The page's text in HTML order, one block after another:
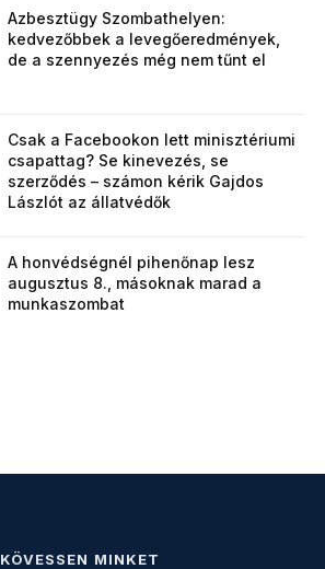
Azbesztügy Szombathelyen:
kedvezőbbek a levegőeredmények,
de a szennyezés még nem tűnt el
Csak a Facebookon lett minisztériumi
csapattag? Se kinevezés, se
szerződés – számon kérik Gajdos
Lászlót az állatvédők
A honvédségnél pihenőnap lesz
augusztus 8., másoknak marad a
munkaszombat
KÖVESSEN MINKET